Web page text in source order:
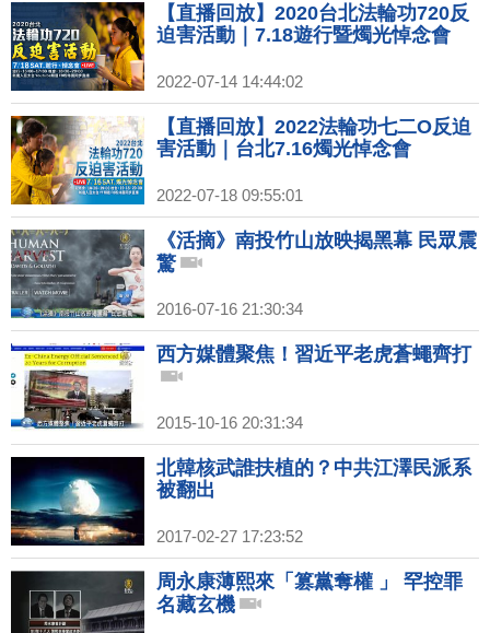
【直播回放】2020台北法輪功720反
迫害活動｜7.18遊行暨燭光悼念會
2022-07-14 14:44:02
【直播回放】2022法輪功七二O反迫
害活動｜台北7.16燭光悼念會
2022-07-18 09:55:01
《活摘》南投竹山放映揭黑幕 民眾震
驚
2016-07-16 21:30:34
西方媒體聚焦！習近平老虎蒼蠅齊打
2015-10-16 20:31:34
北韓核武誰扶植的？中共江澤民派系
被翻出
2017-02-27 17:23:52
周永康薄熙來「篡黨奪權 」 罕控罪
名藏玄機